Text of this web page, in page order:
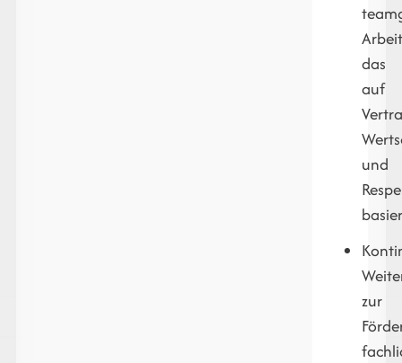
das
auf
und
zur